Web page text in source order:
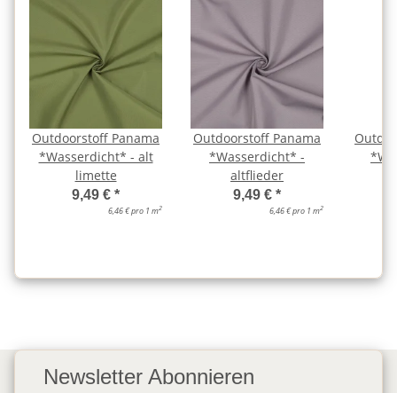
Outdoorstoff Panama
*Wasserdicht* - alt
limette
9,49 € *
6,46 € pro 1 m2
Outdoorstoff Panama
*Wasserdicht* -
altflieder
9,49 € *
6,46 € pro 1 m2
Newsletter Abonnieren